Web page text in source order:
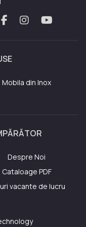
Mobila din Inox
Despre Noi
Cataloage PDF
vacante de lucru